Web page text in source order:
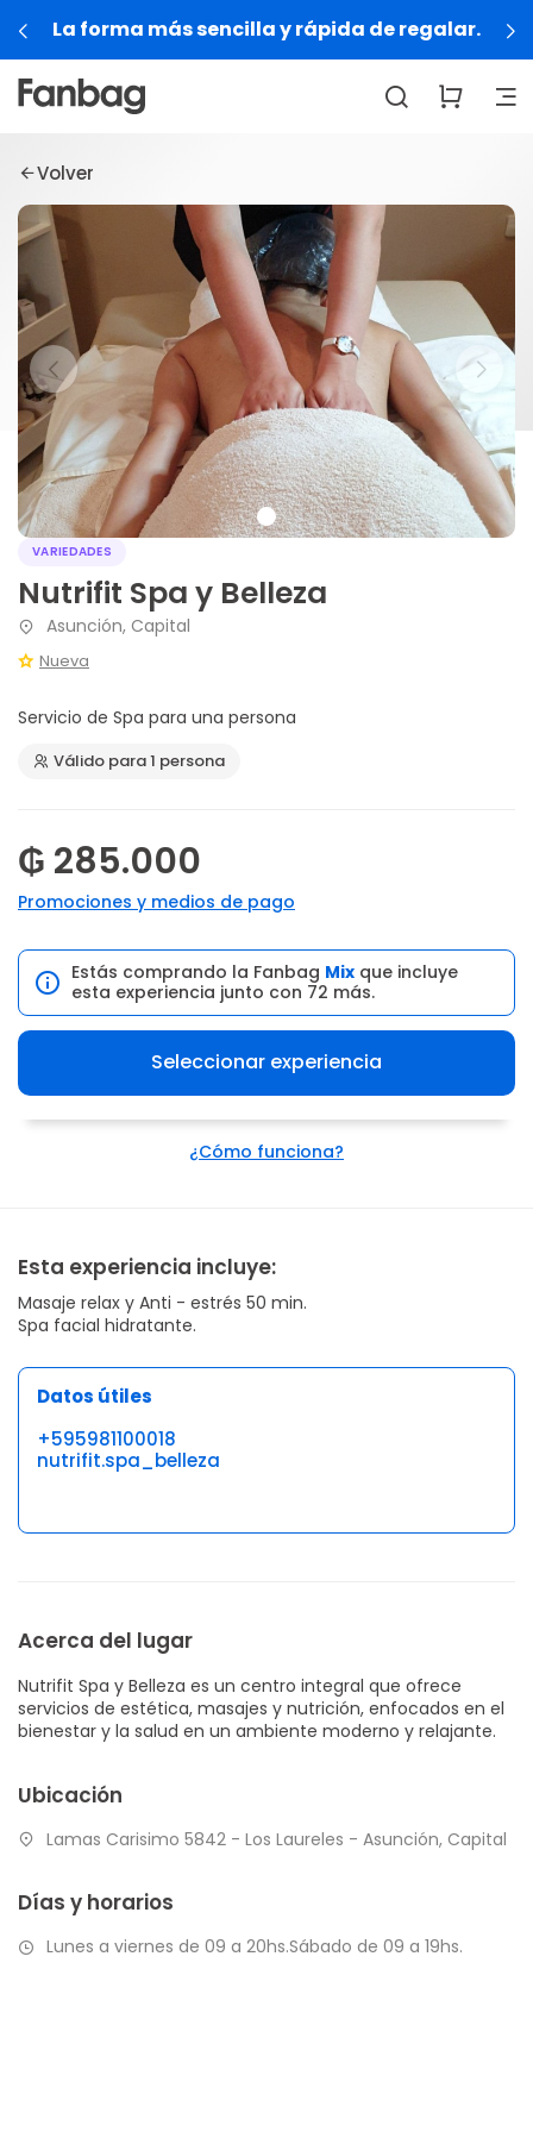
La forma más sencilla y rápida de regalar.
Volver
VARIEDADES
Nutrifit Spa y Belleza
Asunción, Capital
Nueva
Servicio de Spa para una persona
Válido para 1 persona
₲ 285.000
Promociones y medios de pago
Estás comprando la Fanbag Mix que incluye
esta experiencia junto con 72 más.
Seleccionar experiencia
¿Cómo funciona?
Esta experiencia incluye:
Masaje relax y Anti - estrés 50 min.
Spa facial hidratante.
Datos útiles
+595981100018
nutrifit.spa_belleza
Acerca del lugar
Nutrifit Spa y Belleza es un centro integral que ofrece
servicios de estética, masajes y nutrición, enfocados en el
bienestar y la salud en un ambiente moderno y relajante.
Ubicación
Lamas Carisimo 5842 - Los Laureles - Asunción, Capital
Días y horarios
Lunes a viernes de 09 a 20hs.Sábado de 09 a 19hs.